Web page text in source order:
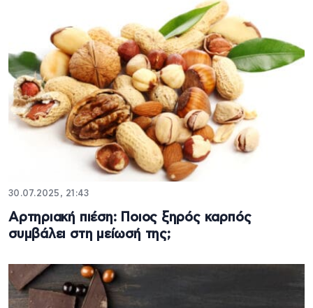
30.07.2025, 21:43
Αρτηριακή πιέση: Ποιος ξηρός καρπός
συμβάλει στη μείωσή της;